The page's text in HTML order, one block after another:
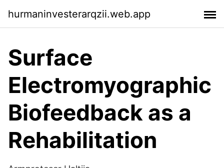
hurmaninvesterarqzii.web.app
Surface
Electromyographic
Biofeedback as a
Rehabilitation